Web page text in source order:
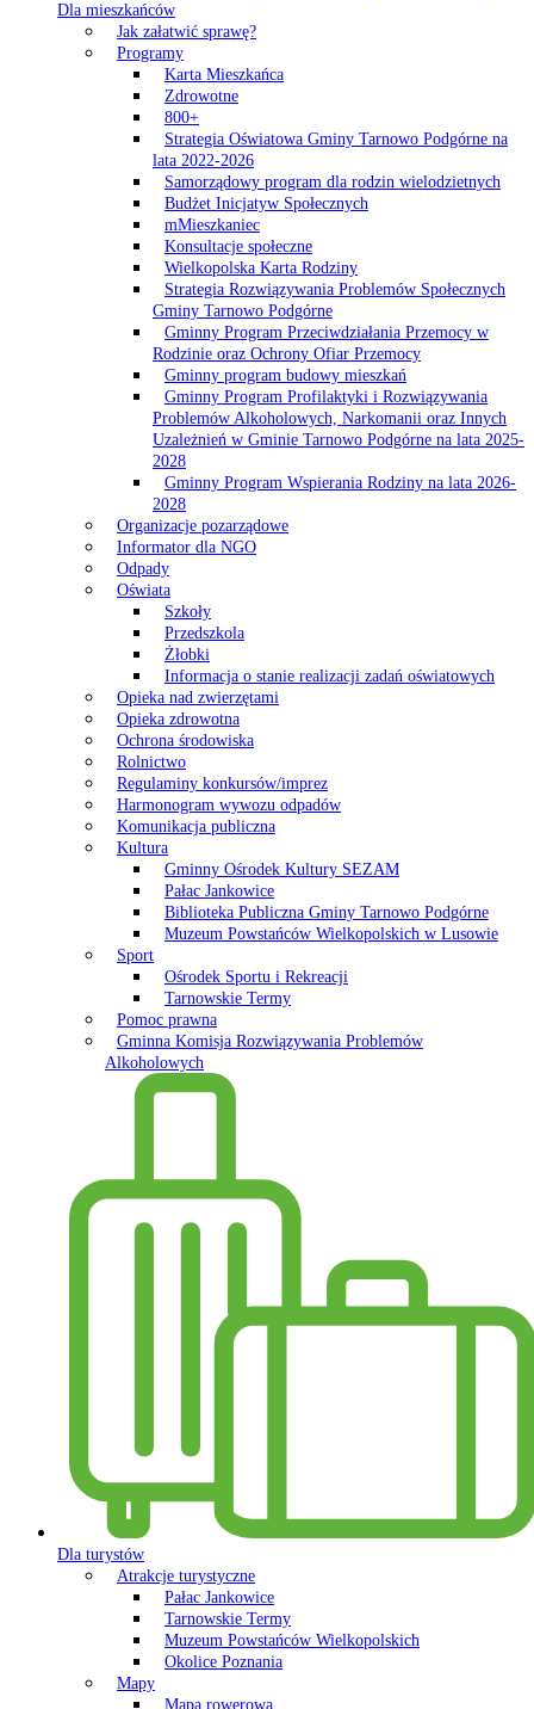
Dla mieszkańców
Jak załatwić sprawę?
Programy
Karta Mieszkańca
Zdrowotne
800+
Strategia Oświatowa Gminy Tarnowo Podgórne na
lata 2022-2026
Samorządowy program dla rodzin wielodzietnych
Budżet Inicjatyw Społecznych
mMieszkaniec
Konsultacje społeczne
Wielkopolska Karta Rodziny
Strategia Rozwiązywania Problemów Społecznych
Gminy Tarnowo Podgórne
Gminny Program Przeciwdziałania Przemocy w
Rodzinie oraz Ochrony Ofiar Przemocy
Gminny program budowy mieszkań
Gminny Program Profilaktyki i Rozwiązywania
Problemów Alkoholowych, Narkomanii oraz Innych
Uzależnień w Gminie Tarnowo Podgórne na lata 2025-
2028
Gminny Program Wspierania Rodziny na lata 2026-
2028
Organizacje pozarządowe
Informator dla NGO
Odpady
Oświata
Szkoły
Przedszkola
Żłobki
Informacja o stanie realizacji zadań oświatowych
Opieka nad zwierzętami
Opieka zdrowotna
Ochrona środowiska
Rolnictwo
Regulaminy konkursów/imprez
Harmonogram wywozu odpadów
Komunikacja publiczna
Kultura
Gminny Ośrodek Kultury SEZAM
Pałac Jankowice
Biblioteka Publiczna Gminy Tarnowo Podgórne
Muzeum Powstańców Wielkopolskich w Lusowie
Sport
Ośrodek Sportu i Rekreacji
Tarnowskie Termy
Pomoc prawna
Gminna Komisja Rozwiązywania Problemów
Alkoholowych
Dla turystów
Atrakcje turystyczne
Pałac Jankowice
Tarnowskie Termy
Muzeum Powstańców Wielkopolskich
Okolice Poznania
Mapy
Mapa rowerowa